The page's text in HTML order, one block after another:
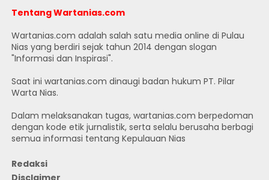
Tentang Wartanias.com
Wartanias.com adalah salah satu media online di Pulau
Nias yang berdiri sejak tahun 2014 dengan slogan
"Informasi dan Inspirasi".
Saat ini wartanias.com dinaugi badan hukum PT. Pilar
Warta Nias.
Dalam melaksanakan tugas, wartanias.com berpedoman
dengan kode etik jurnalistik, serta selalu berusaha berbagi
semua informasi tentang Kepulauan Nias
Redaksi
Disclaimer